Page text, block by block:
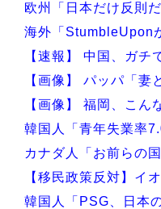
Powered by livedoor
欧州「日本だけ反則
海外「StumbleUpon
【速報】 中国、ガチ
【画像】 パッパ「妻
【画像】 福岡、こん
韓国人「青年失業率
カナダ人「お前らの
【移民政策反対】イ
韓国人「PSG、日本